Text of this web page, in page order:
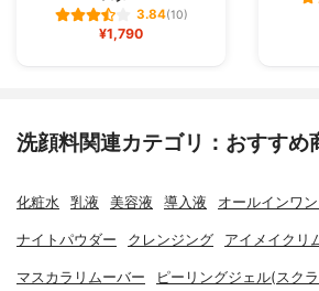
3.84(10)
¥1,790
洗顔料関連カテゴリ：おすすめ
化粧水 乳液 美容液 導入液 オールインワ
ナイトパウダー クレンジング アイメイクリ
マスカラリムーバー ピーリングジェル(スク